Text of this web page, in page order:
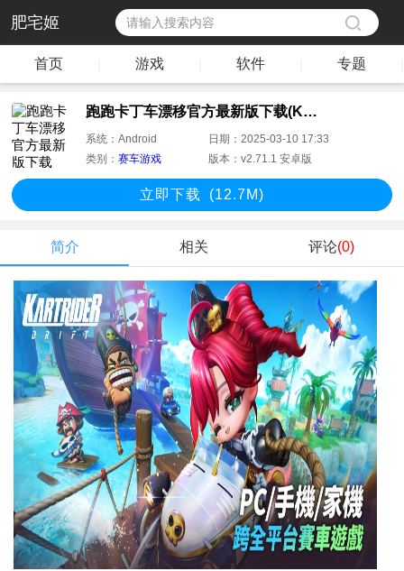
肥宅姬
首页 游戏 软件 专题
跑跑卡丁车漂移官方最新版下载(KartRider: Drift)
系统：Android 日期：2025-03-10 17:33
类别：赛车游戏 版本：v2.71.1 安卓版
立即下载 (12.7M)
简介 相关 评论(0)